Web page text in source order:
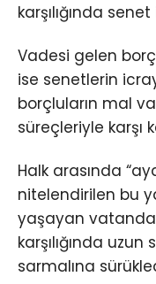
karşılığında
Vadesi gelen
ise senetlerin
borçluların mal
süreçleriyle karşı
Halk arasında
nitelendirilen bu
yaşayan
karşılığında
sarmalına